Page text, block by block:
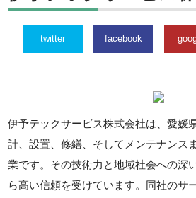
twitter facebook
伊予テックサービス株式会社は、愛媛
計、設置、修繕、そしてメンテナンス
業です。その技術力と地域社会への深
ら高い信頼を受けています。同社のサ